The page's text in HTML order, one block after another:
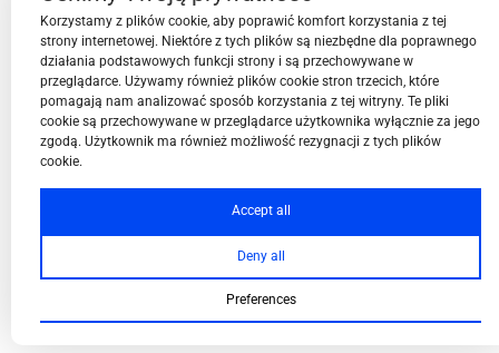
BPN-T Area
BPN-T Offer
Korzystamy z plików cookie, aby poprawić komfort korzystania z tej
strony internetowej. Niektóre z tych plików są niezbędne dla poprawnego
działania podstawowych funkcji strony i są przechowywane w
przeglądarce. Używamy również plików cookie stron trzecich, które
pomagają nam analizować sposób korzystania z tej witryny. Te pliki
cookie są przechowywane w przeglądarce użytkownika wyłącznie za jego
zgodą. Użytkownik ma również możliwość rezygnacji z tych plików
cookie.
Accept all
Deny all
Preferences